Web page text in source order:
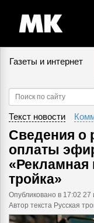
Газеты и интернет
Текст новости
Cведения о
оплаты
«Рекламная
тройка»
Опубликовано в 17:02 27
Автор текста Русская